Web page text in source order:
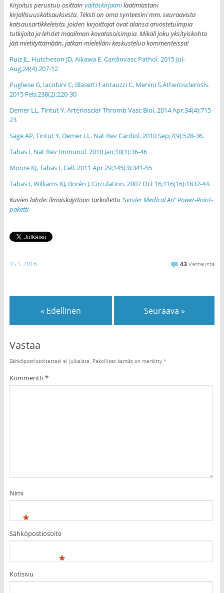
Kirjoitus perustuu osittain väitöskirjaanilaatimastani
kirjallisuuskatsauksesta. Teksti on oma synteesini mm. seuraavista
katsausartikkeleista, joiden kirjoittajat ovat alansa arvostetuimpia
tutkijoita ja lehdet maailman kovatasoisimpia. Mikäli joku yksityiskohta
jää mietityttämään, jatkan mielelläni keskustelua kommenteissa!
Ruiz JL, Hutcheson JD, Aikawa E. Cardiovasc Pathol. 2015 Jul-
Aug;24(4):207-12
Pugliese G, Iacobini C, Blasetti Fantauzzi C, Menini S.Atherosclerosis.
2015 Feb;238(2):220-30
Demer LL, Tintut Y. Arterioscler Thromb Vasc Biol. 2014 Apr;34(4):715-
23
Sage AP, Tintut Y, Demer LL. Nat Rev Cardiol. 2010 Sep;7(9):528-36.
Tabas I. Nat Rev Immunol. 2010 Jan;10(1):36-46
Moore KJ, Tabas I. Cell. 2011 Apr 29;145(3):341-55
Tabas I, Williams KJ, Borén J. Circulation. 2007 Oct 16;116(16):1832-44.
Kuvien lähde: ilmaiskäyttöön tarkoitettu ‘Servier Medical Art’ Power-Point-
paketti
15.5.2016 43Vastausta
« Edellinen Seuraava »
Vastaa
Sähköpostiosoitettasi ei julkaista. Pakolliset kentät on merkitty *
Kommentti*
Nimi
*
Sähköpostiosoite
*
Kotisivu